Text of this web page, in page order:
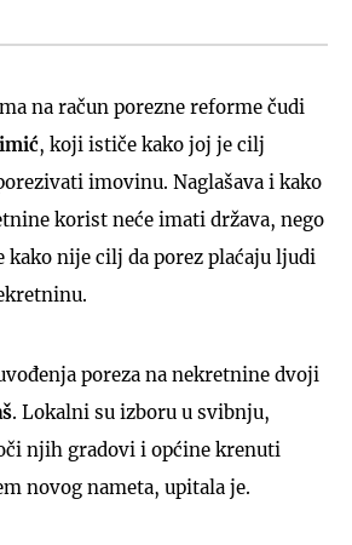
na račun porezne reforme čudi
, koji ističe kako joj je cilj
imovinu. Naglašava i kako
korist neće imati država, nego
kako nije cilj da porez plaćaju ljudi
poreza na nekretnine dvoji
. Lokalni su izboru u svibnju,
njih gradovi i općine krenuti
novog nameta, upitala je.